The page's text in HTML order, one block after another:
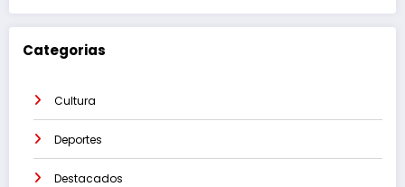
Categorias
Cultura
Deportes
Destacados